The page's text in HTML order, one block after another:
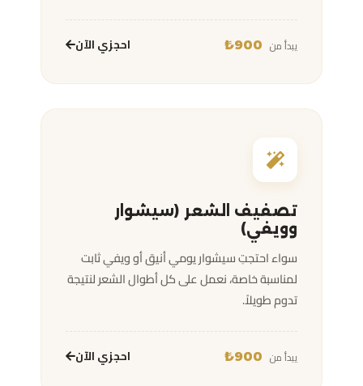
يبدأ من احجزي الآن
تصفيف الشعر (سيشوار
وويفي)
سواء احتجتِ سيشوار يومي أنيق أو ويفي ثابت
لمناسبة خاصة، نعمل على كل أطوال الشعر لنتيجة
تدوم طويلاً.
يبدأ من احجزي الآن